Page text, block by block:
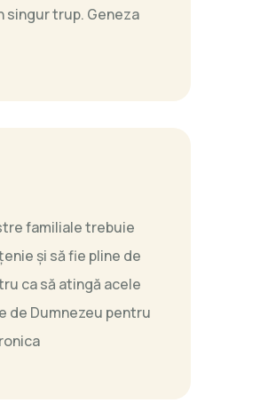
singur trup. Geneza
familiale trebuie
şi să fie pline de
ca să atingă acele
de Dumnezeu pentru